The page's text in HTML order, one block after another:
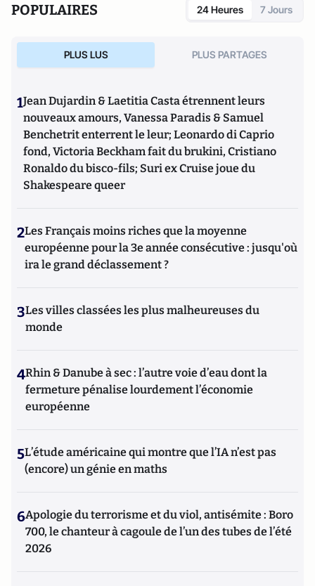
POPULAIRES 24 Heures 7 Jours
PLUS LUS PLUS PARTAGES
1Jean Dujardin & Laetitia Casta étrennent leurs
nouveaux amours, Vanessa Paradis & Samuel
Benchetrit enterrent le leur; Leonardo di Caprio
fond, Victoria Beckham fait du brukini, Cristiano
Ronaldo du bisco-fils; Suri ex Cruise joue du
Shakespeare queer
2Les Français moins riches que la moyenne
européenne pour la 3e année consécutive : jusqu'où
ira le grand déclassement ?
3Les villes classées les plus malheureuses du
monde
4Rhin & Danube à sec : l’autre voie d’eau dont la
fermeture pénalise lourdement l’économie
européenne
5L’étude américaine qui montre que l’IA n’est pas
(encore) un génie en maths
6Apologie du terrorisme et du viol, antisémite : Boro
700, le chanteur à cagoule de l’un des tubes de l’été
2026